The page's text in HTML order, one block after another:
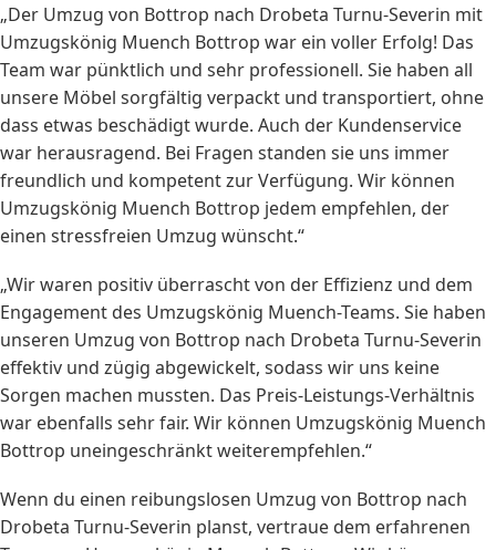
„Der Umzug von Bottrop nach Drobeta Turnu-Severin mit
Umzugskönig Muench Bottrop war ein voller Erfolg! Das
Team war pünktlich und sehr professionell. Sie haben all
unsere Möbel sorgfältig verpackt und transportiert, ohne
dass etwas beschädigt wurde. Auch der Kundenservice
war herausragend. Bei Fragen standen sie uns immer
freundlich und kompetent zur Verfügung. Wir können
Umzugskönig Muench Bottrop jedem empfehlen, der
einen stressfreien Umzug wünscht.“
„Wir waren positiv überrascht von der Effizienz und dem
Engagement des Umzugskönig Muench-Teams. Sie haben
unseren Umzug von Bottrop nach Drobeta Turnu-Severin
effektiv und zügig abgewickelt, sodass wir uns keine
Sorgen machen mussten. Das Preis-Leistungs-Verhältnis
war ebenfalls sehr fair. Wir können Umzugskönig Muench
Bottrop uneingeschränkt weiterempfehlen.“
Wenn du einen reibungslosen Umzug von Bottrop nach
Drobeta Turnu-Severin planst, vertraue dem erfahrenen